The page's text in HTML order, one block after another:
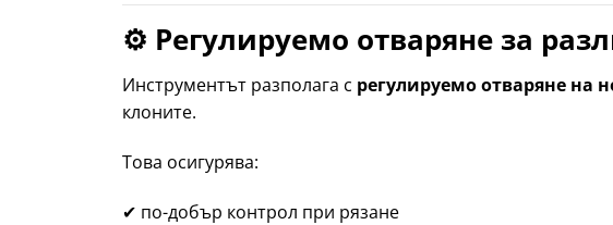
⚙️ Регулируемо отваряне за
Инструментът разполага с регулируемо отваряне на
клоните.
Това осигурява:
✔ по-добър контрол при рязане